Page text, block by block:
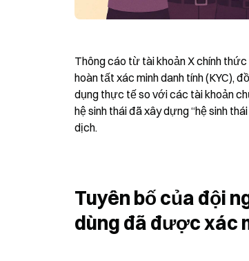
Thông cáo từ tài khoản X chính
hoàn tất xác minh danh tính (KYC),
dụng thực tế so với các tài khoản
hệ sinh thái đã xây dựng “hệ sinh
dịch.
Tuyên bố của đội
dùng đã được xác